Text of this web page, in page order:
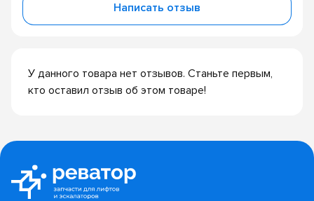
У данного товара нет отзывов. Станьте первым,
кто оставил отзыв об этом товаре!
Написать отзыв